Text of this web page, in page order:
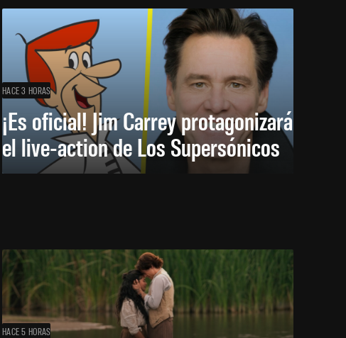
HACE 3 HORAS
¡Es oficial! Jim Carrey protagonizará
el live-action de Los Supersónicos
HACE 5 HORAS